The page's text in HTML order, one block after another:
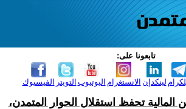
تابعونا على:
الفيسبوك التويتر اليوتيوب الانستغرام لينكدإن
المالية تحفظ استقلال الحوار المتمدن،